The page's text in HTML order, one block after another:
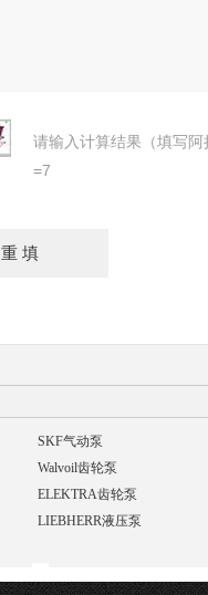
请输入计算结果（填写
=7
SKF气动泵
Walvoil齿轮泵
ELEKTRA齿轮泵
LIEBHERR液压泵